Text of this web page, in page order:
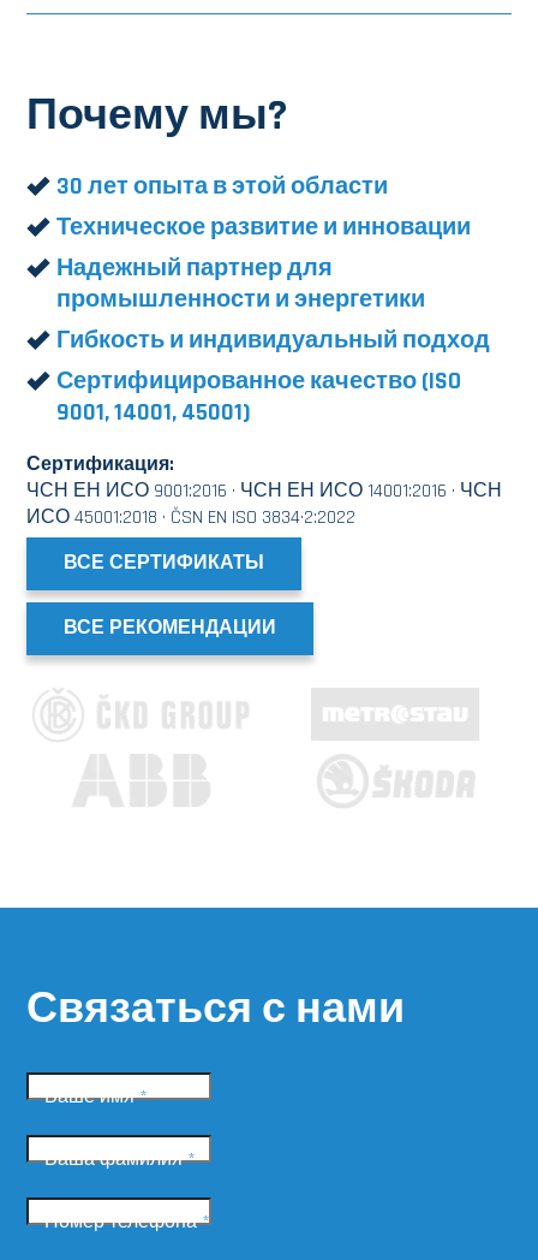
Почему мы?
30 лет опыта в этой области
Техническое развитие и инновации
Надежный партнер для
промышленности и энергетики
Гибкость и индивидуальный подход
Сертифицированное качество (ISO
9001, 14001, 45001)
Сертификация:
ЧСН ЕН ИСО 9001:2016 · ЧСН ЕН ИСО 14001:2016 · ЧСН
ИСО 45001:2018 · ČSN EN ISO 3834·2:2022
ВСЕ СЕРТИФИКАТЫ
ВСЕ РЕКОМЕНДАЦИИ
Связаться с нами
Ваше имя*
Ваша фамилия*
Номер телефона*